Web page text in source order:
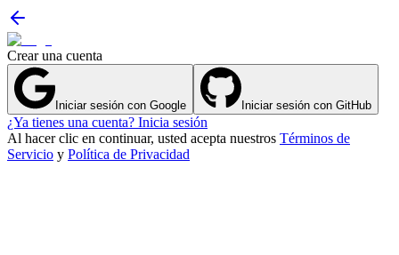
Crear una cuenta
Iniciar sesión con Google Iniciar sesión con GitHub
¿Ya tienes una cuenta? Inicia sesión
Al hacer clic en continuar, usted acepta nuestros Términos de
Servicio y Política de Privacidad